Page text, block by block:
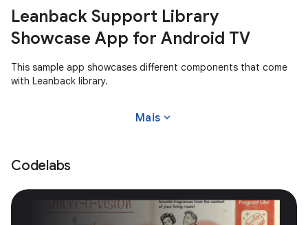
Leanback Support Library
Showcase App for Android TV
This sample app showcases different components that come
with Leanback library.
Mais expand_more
Codelabs